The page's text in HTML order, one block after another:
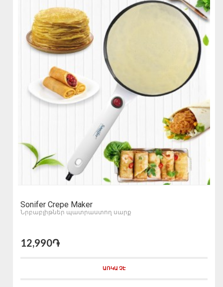
Sonifer Crepe Maker
Նրբաբլիթներ պատրաստող սարք
12,990֏
ԱՌԿԱ ՉԷ